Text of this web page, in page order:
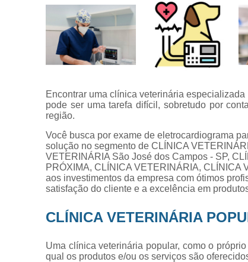
Encontrar uma clínica veterinária
pode ser uma tarefa difícil, sobretudo por
região.
Você busca por exame de eletrocardiograma
solução no segmento de CLÍNICA
VETERINÁRIA São José dos Campos - SP,
PRÓXIMA, CLÍNICA VETERINÁRIA, CLÍNICA
aos investimentos da empresa com ótimos
satisfação do cliente e a excelência em
CLÍNICA VETERINÁRIA
Uma clínica veterinária popular, como o
qual os produtos e/ou os serviços são